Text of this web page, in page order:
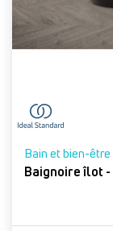
Bain et bien-être